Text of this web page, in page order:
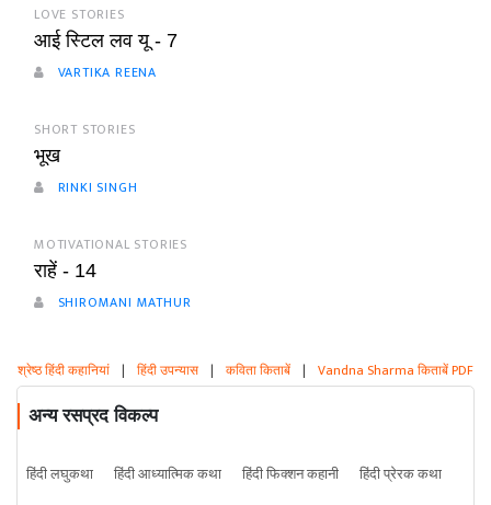
LOVE STORIES
आई स्टिल लव यू - 7
VARTIKA REENA
SHORT STORIES
भूख
RINKI SINGH
MOTIVATIONAL STORIES
राहें - 14
SHIROMANI MATHUR
श्रेष्ठ हिंदी कहानियां | हिंदी उपन्यास | कविता किताबें | Vandna Sharma किताबें PDF
अन्य रसप्रद विकल्प
हिंदी लघुकथा हिंदी आध्यात्मिक कथा हिंदी फिक्शन कहानी
हिंदी प्रेरक कथा